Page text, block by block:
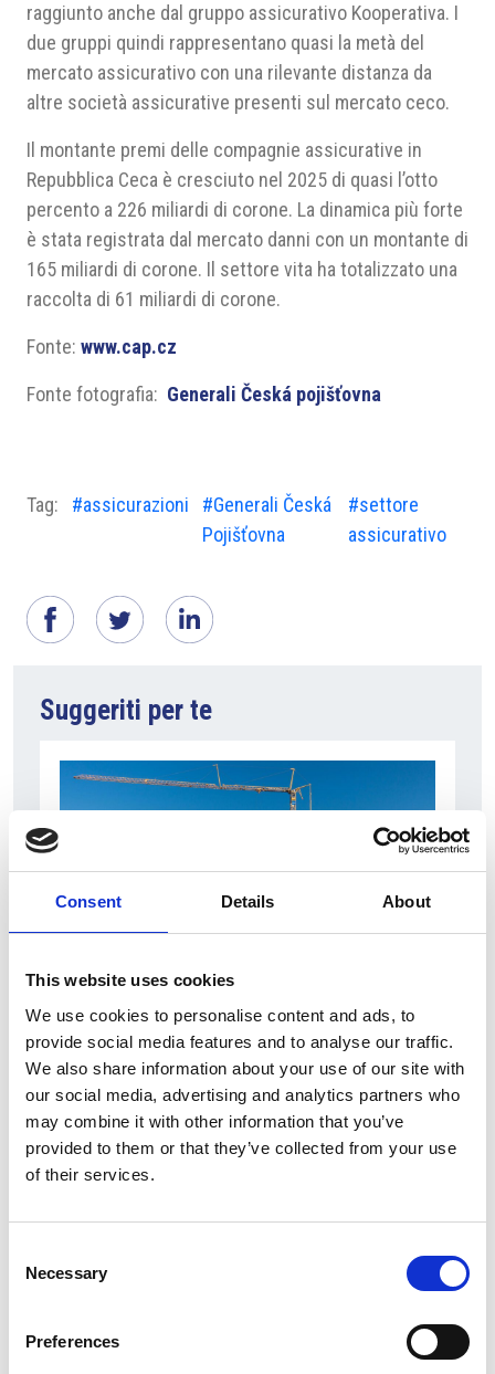
Consent Details About
This website uses cookies
We use cookies to personalise content and ads, to
provide social media features and to analyse our traffic.
We also share information about your use of our site with
our social media, advertising and analytics partners who
may combine it with other information that you’ve
provided to them or that they’ve collected from your use
of their services.
Selection
Necessary
Preferences
raggiunto anche dal gruppo assicurativo Kooperativa. I
due gruppi quindi rappresentano quasi la metà del
mercato assicurativo con una rilevante distanza da
altre società assicurative presenti sul mercato ceco.
Il montante premi delle compagnie assicurative in
Repubblica Ceca è cresciuto nel 2025 di quasi l’otto
percento a 226 miliardi di corone. La dinamica più forte
è stata registrata dal mercato danni con un montante di
165 miliardi di corone. Il settore vita ha totalizzato una
raccolta di 61 miliardi di corone.
Fonte: www.cap.cz
Fonte fotografia: Generali Česká pojišťovna
Tag: #assicurazioni
#Generali Česká
Pojišťovna
#settore
assicurativo
Suggeriti per te
Nel primo semestre è aumentata fortemente la
costruzione di nuove abitazioni
Repubblica Ceca